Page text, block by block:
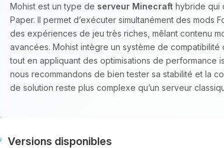
Mohist est un type de serveur Minecraft hybride qui
Paper. Il permet d’exécuter simultanément des
des expériences de jeu très riches, mêlant contenu
avancées. Mohist intègre un système de
tout en appliquant des optimisations de performance
nous recommandons de bien tester sa stabilité et la
de solution reste plus complexe qu’un serveur
Versions disponibles